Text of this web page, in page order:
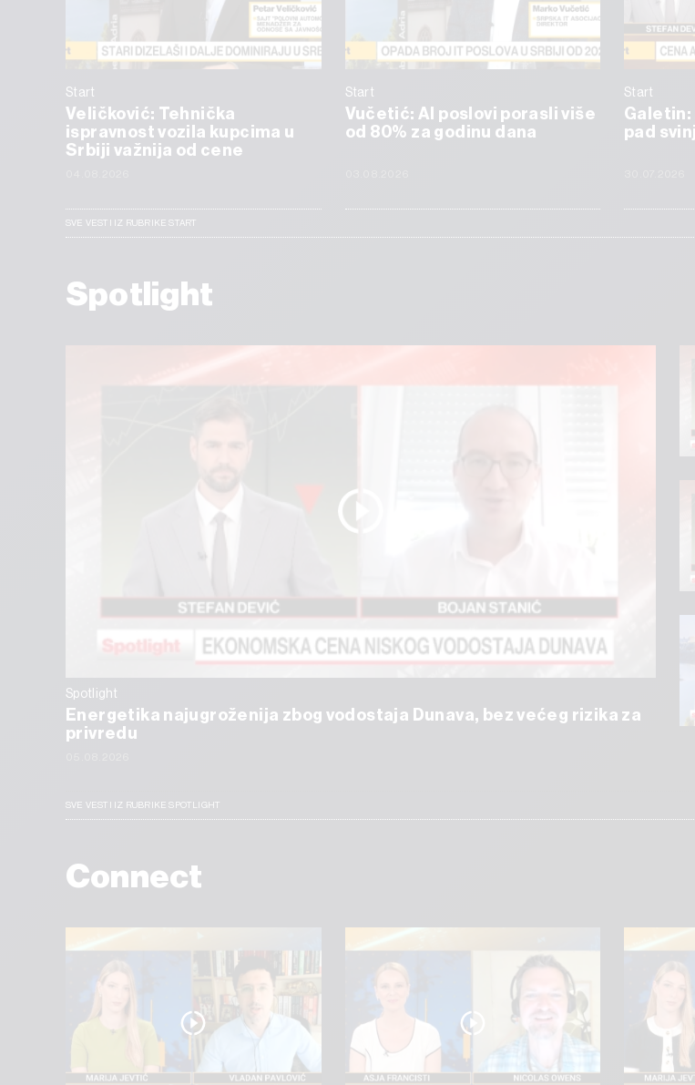
Start
Veličković: Tehnička
ispravnost vozila kupcima u
Srbiji važnija od cene
Start
Vučetić: AI poslovi porasli više
od 80% za godinu dana
Start
Galetin:
pad
SVE VESTI IZ RUBRIKE START
Spotlight
Spotlight
Energetika najugroženija zbog vodostaja Dunava, bez većeg rizika za
privredu
SVE VESTI IZ RUBRIKE SPOTLIGHT
Connect